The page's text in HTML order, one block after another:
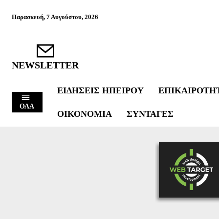
Παρασκευή, 7 Αυγούστου, 2026
NEWSLETTER
ΟΛΑ
ΕΙΔΉΣΕΙΣ ΗΠΕΊΡΟΥ
ΟΙΚΟΝΟΜΊΑ ΣΥΝΤΑΓΈΣ